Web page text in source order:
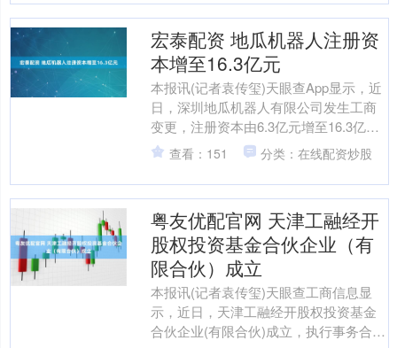
宏泰配资 地瓜机器人注册资
本增至16.3亿元
本报讯(记者袁传玺)天眼查App显示，近
日，深圳地瓜机器人有限公司发生工商
变更，注册资本由6.3亿元增至16.3亿
元。股东信息显示，该公司由D-
Robotics....
查看：151 分类：在线配资炒股
粤友优配官网 天津工融经开
股权投资基金合伙企业（有
限合伙）成立
本报讯(记者袁传玺)天眼查工商信息显
示，近日，天津工融经开股权投资基金
合伙企业(有限合伙)成立，执行事务合伙